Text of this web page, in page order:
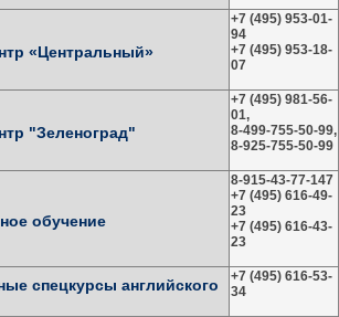
«Центральный»
+7 (495) 953-01-
94
+7 (495) 953-18-
07
"Зеленоград"
+7 (495) 981-56-
01,
8-499-755-50-99,
8-925-755-50-99
обучение
8-915-43-77-147
+7 (495) 616-49-
23
+7 (495) 616-43-
23
спецкурсы английского
+7 (495) 616-53-
34